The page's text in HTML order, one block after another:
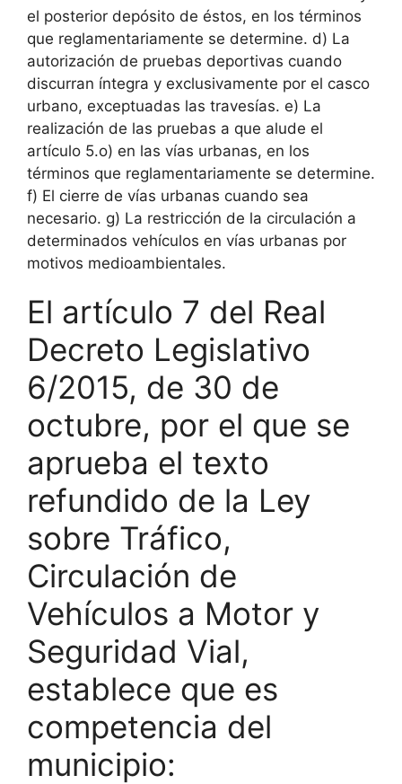
el posterior depósito de éstos, en los términos
que reglamentariamente se determine. d) La
autorización de pruebas deportivas cuando
discurran íntegra y exclusivamente por el casco
urbano, exceptuadas las travesías. e) La
realización de las pruebas a que alude el
artículo 5.o) en las vías urbanas, en los
términos que reglamentariamente se determine.
f) El cierre de vías urbanas cuando sea
necesario. g) La restricción de la circulación a
determinados vehículos en vías urbanas por
motivos medioambientales.
El artículo 7 del Real
Decreto Legislativo
6/2015, de 30 de
octubre, por el que se
aprueba el texto
refundido de la Ley
sobre Tráfico,
Circulación de
Vehículos a Motor y
Seguridad Vial,
establece que es
competencia del
municipio: